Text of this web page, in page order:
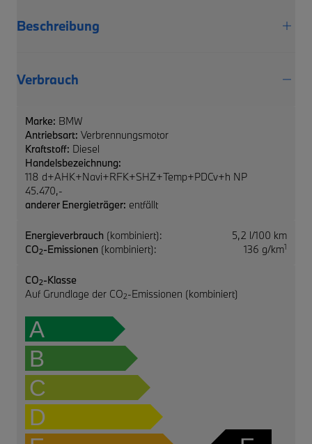
Beschreibung
Verbrauch
Marke: BMW
Antriebsart: Verbrennungsmotor
Kraftstoff: Diesel
Handelsbezeichnung:
118 d+AHK+Navi+RFK+SHZ+Temp+PDCv+h NP
45.470,-
anderer Energieträger: entfällt
Energieverbrauch (kombiniert):
5,2 l/100 km
CO2-Emissionen (kombiniert): 136 g/km1
CO2-Klasse
Auf Grundlage der CO2-Emissionen (kombiniert)
A
B
C
D